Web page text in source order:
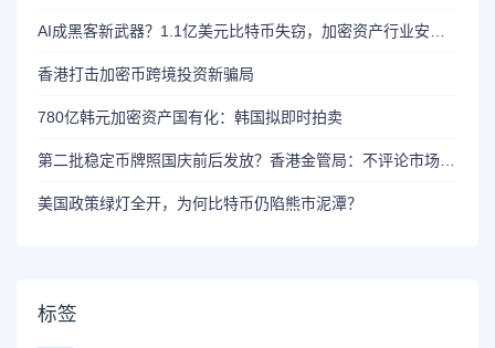
AI成黑客新武器？1.1亿美元比特币失窃，加密资产行业安全警报升级
香港打击加密币跨境投资新骗局
780亿韩元加密资产国有化：韩国拟即时拍卖
第二批稳定币牌照国庆前后发放？香港金管局：不评论市场传闻 持开放而谨慎态度
美国政策绿灯全开，为何比特币仍陷熊市泥潭？
标签